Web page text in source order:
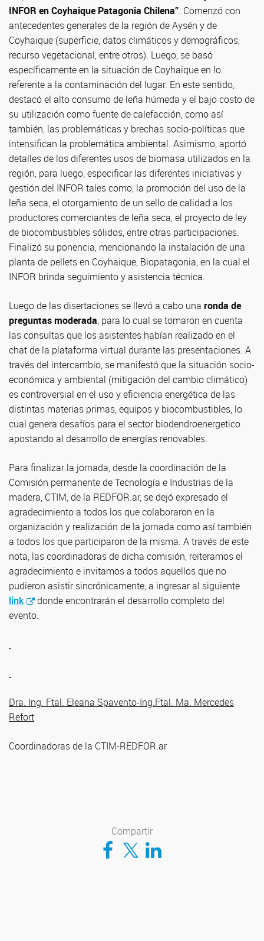
INFOR en Coyhaique Patagonia Chilena”. Comenzó con
antecedentes generales de la región de Aysén y de
Coyhaique (superficie, datos climáticos y demográficos,
recurso vegetacional, entre otros). Luego, se basó
específicamente en la situación de Coyhaique en lo
referente a la contaminación del lugar. En este sentido,
destacó el alto consumo de leña húmeda y el bajo costo de
su utilización como fuente de calefacción, como así
también, las problemáticas y brechas socio-políticas que
intensifican la problemática ambiental. Asimismo, aportó
detalles de los diferentes usos de biomasa utilizados en la
región, para luego, especificar las diferentes iniciativas y
gestión del INFOR tales como, la promoción del uso de la
leña seca, el otorgamiento de un sello de calidad a los
productores comerciantes de leña seca, el proyecto de ley
de biocombustibles sólidos, entre otras participaciones.
Finalizó su ponencia, mencionando la instalación de una
planta de pellets en Coyhaique, Biopatagonia, en la cual el
INFOR brinda seguimiento y asistencia técnica.
Luego de las disertaciones se llevó a cabo una ronda de
preguntasmoderada, para lo cual se tomaron en cuenta
las consultas que los asistentes habían realizado en el
chat de la plataforma virtual durante las presentaciones. A
través del intercambio, se manifestó que la situación socio-
económica y ambiental (mitigación del cambio climático)
es controversial en el uso y eficiencia energética de las
distintas materias primas, equipos y biocombustibles, lo
cual genera desafíos para el sector biodendroenergetico
apostando al desarrollo de energías renovables.
Para finalizar la jornada, desde la coordinación de la
Comisión permanente de Tecnología e Industrias de la
madera, CTIM, de la REDFOR.ar, se dejó expresado el
agradecimiento a todos los que colaboraron en la
organización y realización de la jornada como así también
a todos los que participaron de la misma. A través de este
nota, las coordinadoras de dicha comisión, reiteramos el
agradecimiento e invitamos a todos aquellos que no
pudieron asistir sincrónicamente, a ingresar al siguiente
link
donde encontrarán el desarrollo completo del
evento.
Dra. Ing. Ftal. Eleana Spavento-Ing.Ftal. Ma. Mercedes
Refort
Coordinadoras de la CTIM-REDFOR.ar
Compartir
Compartir en Facebook Compartir en Twitter Compartir en LinkedIn